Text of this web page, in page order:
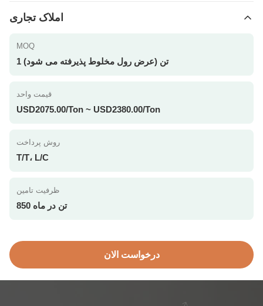
املاک تجاری
MOQ
1 تن (عرض رول مخلوط پذیرفته می شود)
قیمت واحد
USD2075.00/Ton ~ USD2380.00/Ton
روش پرداخت
T/T، L/C
ظرفیت تامین
850 تن در ماه
درخواست الان